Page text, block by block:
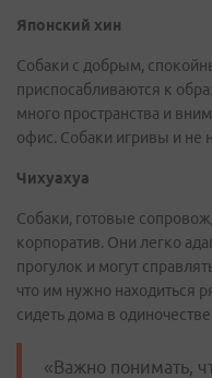
Японский хин
Собаки с добрым,
приспосабливаются к
много пространства и
офис. Собаки игривы и не
Чихуахуа
Собаки, готовые
корпоратив. Они легко
прогулок и могут
что им нужно находиться
сидеть дома в одиночестве.
«Важно понимать,